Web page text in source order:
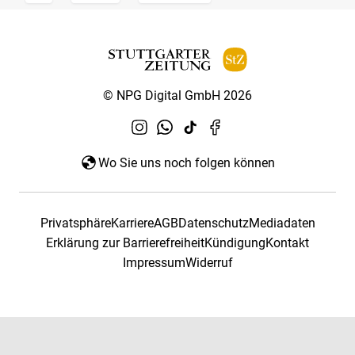
© NPG Digital GmbH 2026
Wo Sie uns noch folgen können
PrivatsphäreKarriereAGBDatenschutzMediadaten
Erklärung zur BarrierefreiheitKündigungKontakt
ImpressumWiderruf